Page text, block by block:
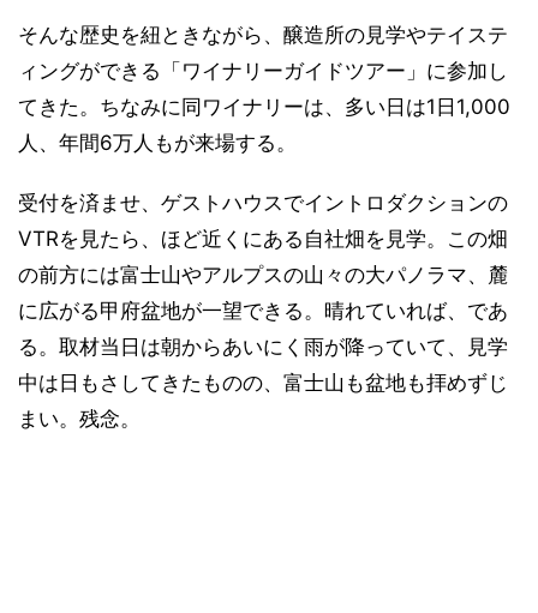
そんな歴史を紐ときながら、醸造所の見学やテイステ
ィングができる「ワイナリーガイドツアー」に参加し
てきた。ちなみに同ワイナリーは、多い日は1日1,000
人、年間6万人もが来場する。
受付を済ませ、ゲストハウスでイントロダクションの
VTRを見たら、ほど近くにある自社畑を見学。この畑
の前方には富士山やアルプスの山々の大パノラマ、麓
に広がる甲府盆地が一望できる。晴れていれば、であ
る。取材当日は朝からあいにく雨が降っていて、見学
中は日もさしてきたものの、富士山も盆地も拝めずじ
まい。残念。